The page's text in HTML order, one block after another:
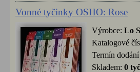
Vonné tyčinky OSHO: Rose
Výrobce: Lo
Katalogové
Termín
Skladem: 0